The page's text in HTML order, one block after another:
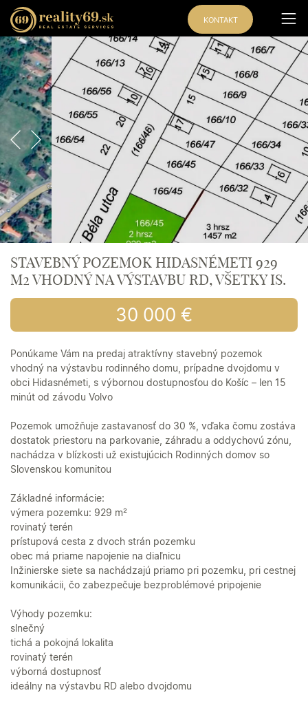
KONTAKT
STAVEBNÝ POZEMOK HIDASNÉMETI 929
M2 VHODNÝ NA VÝSTAVBU RD, VŠETKY IS.
30 000 €
Ponúkame Vám na predaj atraktívny stavebný pozemok
vhodný na výstavbu rodinného domu, prípadne dvojdomu v
obci Hidasnémeti, s výbornou dostupnosťou do Košíc – len 15
minút od závodu Volvo
Pozemok umožňuje zastavanosť do 30 %, vďaka čomu zostáva
dostatok priestoru na parkovanie, záhradu a oddychovú zónu,
nachádza v blízkosti už existujúcich Rodinných domov so
Slovenskou komunitou
Základné informácie:
výmera pozemku: 929 m²
rovinatý terén
prístupová cesta z dvoch strán pozemku
obec má priame napojenie na diaľnicu
Inžinierske siete sa nachádzajú priamo pri pozemku, pri cestnej
komunikácii, čo zabezpečuje bezproblémové pripojenie
Výhody pozemku:
slnečný
tichá a pokojná lokalita
rovinatý terén
výborná dostupnosť
ideálny na výstavbu RD alebo dvojdomu